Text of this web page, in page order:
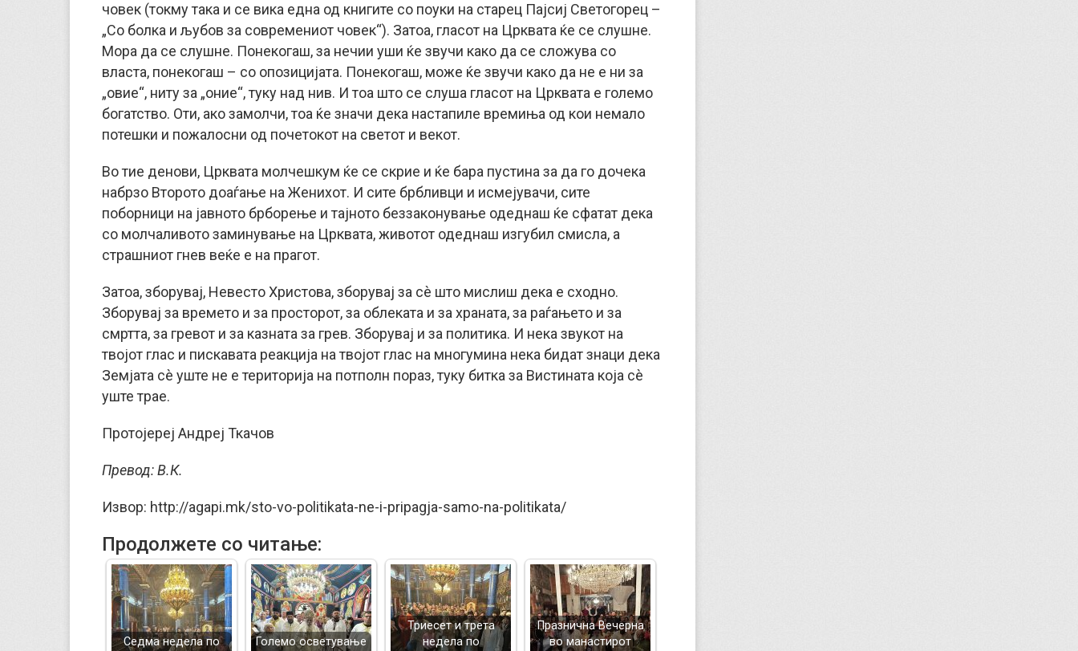
човек (токму така и се вика една од книгите со поуки на старец Пајсиј Светогорец –
„Со болка и љубов за современиот човек“). Затоа, гласот на Црквата ќе се слушне.
Мора да се слушне. Понекогаш, за нечии уши ќе звучи како да се сложува со
власта, понекогаш – со опозицијата. Понекогаш, може ќе звучи како да не е ни за
„овие“, ниту за „оние“, туку над нив. И тоа што се слуша гласот на Црквата е големо
богатство. Оти, ако замолчи, тоа ќе значи дека настапиле времиња од кои немало
потешки и пожалосни од почетокот на светот и векот.
Во тие денови, Црквата молчешкум ќе се скрие и ќе бара пустина за да го дочека
набрзо Второто доаѓање на Женихот. И сите брбливци и исмејувачи, сите
поборници на јавното брборење и тајното беззаконување одеднаш ќе сфатат дека
со молчаливото заминување на Црквата, животот одеднаш изгубил смисла, а
страшниот гнев веќе е на прагот.
Затоа, зборувај, Невесто Христова, зборувај за сè што мислиш дека е сходно.
Зборувај за времето и за просторот, за облеката и за храната, за раѓањето и за
смртта, за гревот и за казната за грев. Зборувај и за политика. И нека звукот на
твојот глас и пискавата реакција на твојот глас на многумина нека бидат знаци дека
Земјата сè уште не е територија на потполн пораз, туку битка за Вистината која сè
уште трае.
Протојереј Андреј Ткачов
Превод: В.К.
Извор: http://agapi.mk/sto-vo-politikata-ne-i-pripagja-samo-na-politikata/
Продолжете со читање:
Седма недела по Големо осветување
Триесет и трета
недела по
Празнична Вечерна
во манастирот